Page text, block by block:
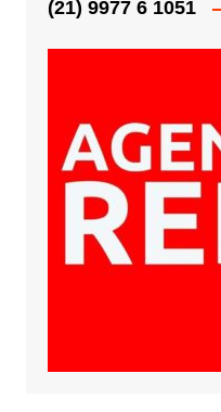
(21) 9977 6 1051